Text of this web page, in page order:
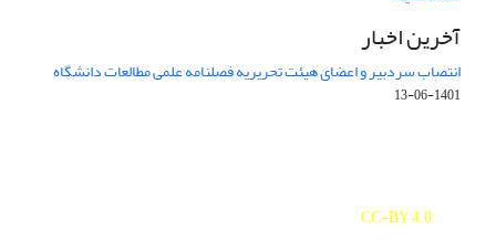
آخرین اخبار
انتصاب سردبیر و اعضای هیئت تحریریه فصلنامه علمی مطالعات دانشگاه
1401-06-13
CC-BY 4.0